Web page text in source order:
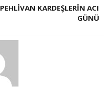
PEHLİVAN KARDEŞLERİN ACI
GÜNÜ